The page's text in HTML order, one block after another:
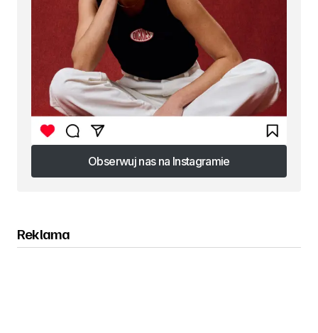
Obserwuj nas na Instagramie
Obserwuj nas na Instagramie
Reklama